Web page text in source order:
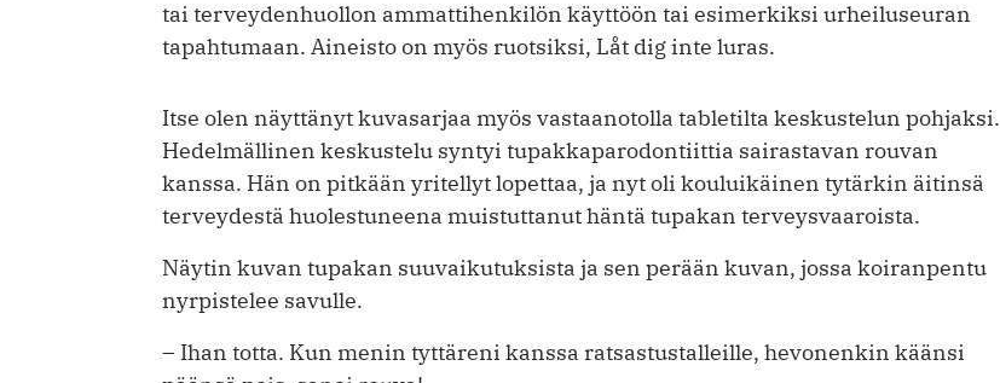
tai terveydenhuollon ammattihenkilön käyttöön tai esimerkiksi urheiluseuran
tapahtumaan. Aineisto on myös ruotsiksi, Låt dig inte luras.
Itse olen näyttänyt kuvasarjaa myös vastaanotolla tabletilta keskustelun pohjaksi.
Hedelmällinen keskustelu syntyi tupakkaparodontiittia sairastavan rouvan
kanssa. Hän on pitkään yritellyt lopettaa, ja nyt oli kouluikäinen tytärkin äitinsä
terveydestä huolestuneena muistuttanut häntä tupakan terveysvaaroista.
Näytin kuvan tupakan suuvaikutuksista ja sen perään kuvan, jossa koiranpentu
nyrpistelee savulle.
– Ihan totta. Kun menin tyttäreni kanssa ratsastustalleille, hevonenkin käänsi